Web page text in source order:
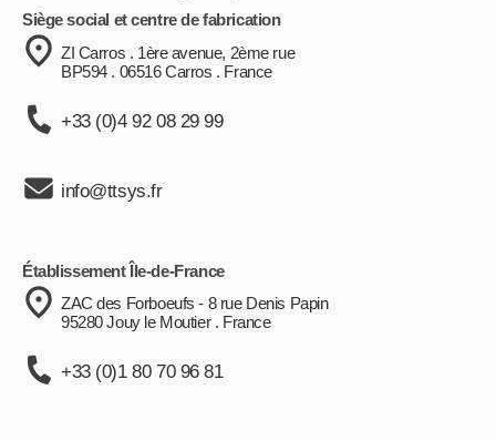
Siège social et centre de fabrication
ZI Carros . 1ère avenue, 2ème rue
BP594 . 06516 Carros . France
+33 (0)4 92 08 29 99
info@ttsys.fr
Établissement Île-de-France
ZAC des Forboeufs - 8 rue Denis Papin
95280 Jouy le Moutier . France
+33 (0)1 80 70 96 81